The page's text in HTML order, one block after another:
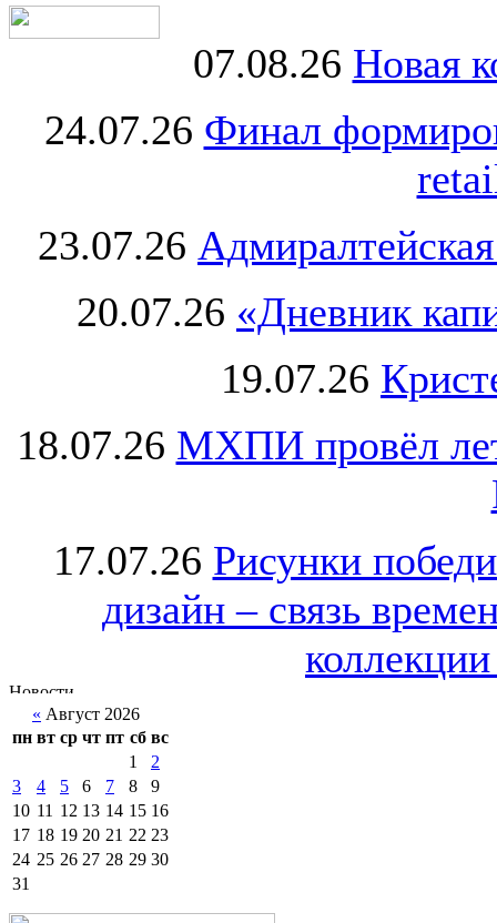
07.08.26 Новая
24.07.26 Финал
23.07.26
20.07.26 «Дневник
19.07.26
18.07.26 МХПИ провёл
17.07.26 Рисунки
дизайн – связь
« Август 2026
пн вт ср чт пт сб вс
1
2
3
4 5 6 7 8
9
10 11 12 13 14 15 16
17 18 19 20 21 22 23
24 25 26 27 28 29 30
31